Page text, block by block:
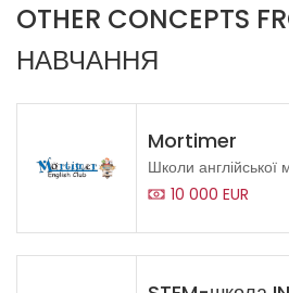
OTHER CONCEPTS
НАВЧАННЯ
Mortimer
Школи англійської
10 000 EUR